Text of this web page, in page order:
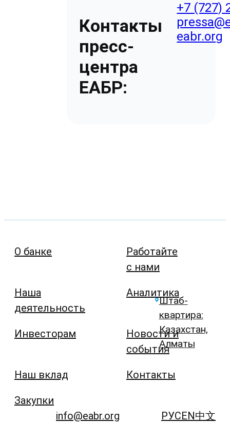
Контакты
пресс-
центра
ЕАБР:
+7 (727)
eabr.org
О банке
Наша
деятельность
Инвесторам
Наш вклад
Закупки
Работайте
с нами
Аналитика
Новости и
события
Контакты
Штаб-
квартира:
Казахстан,
Алматы
info@eabr.org РУСEN中文